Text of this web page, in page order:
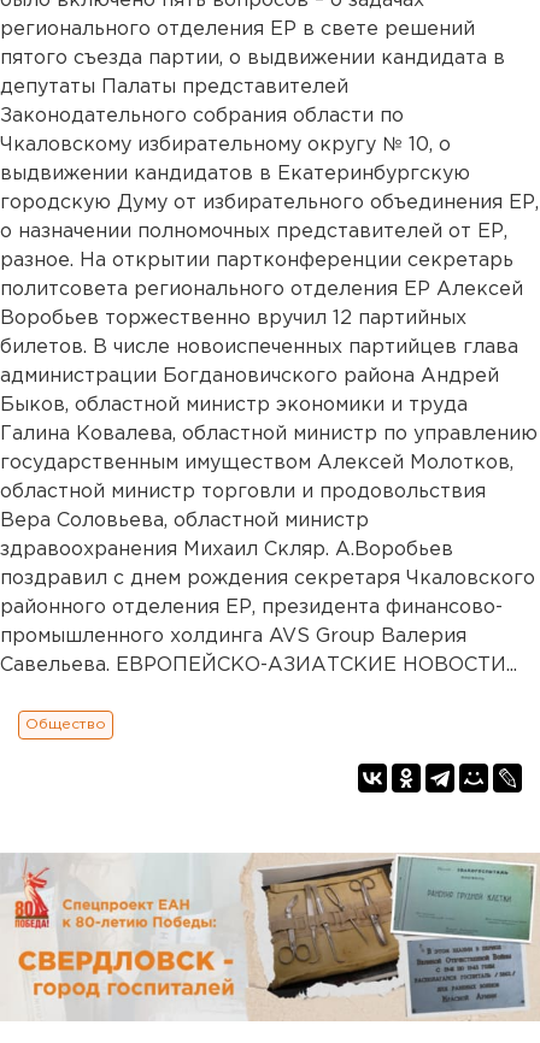
регионального отделения ЕР в свете решений
пятого съезда партии, о выдвижении кандидата в
депутаты Палаты представителей
Законодательного собрания области по
Чкаловскому избирательному округу № 10, о
выдвижении кандидатов в Екатеринбургскую
городскую Думу от избирательного объединения ЕР,
о назначении полномочных представителей от ЕР,
разное. На открытии партконференции секретарь
политсовета регионального отделения ЕР Алексей
Воробьев торжественно вручил 12 партийных
билетов. В числе новоиспеченных партийцев глава
администрации Богдановичского района Андрей
Быков, областной министр экономики и труда
Галина Ковалева, областной министр по управлению
государственным имуществом Алексей Молотков,
областной министр торговли и продовольствия
Вера Соловьева, областной министр
здравоохранения Михаил Скляр. А.Воробьев
поздравил с днем рождения секретаря Чкаловского
районного отделения ЕР, президента финансово-
промышленного холдинга AVS Group Валерия
Савельева. ЕВРОПЕЙСКО-АЗИАТСКИЕ НОВОСТИ...
Общество